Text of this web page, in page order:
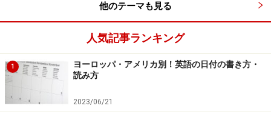
■困難も共に乗り越える幸福な2人でありますように
I wish you both always be happy and solve all
problems together!
他のテーマも見る
人気記事ランキング
1
ヨーロッパ・アメリカ別！英語の日付の書き方・
読み方
2023/06/21